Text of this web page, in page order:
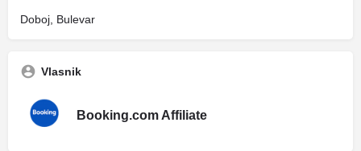
Doboj, Bulevar
Vlasnik
Booking.com Affiliate